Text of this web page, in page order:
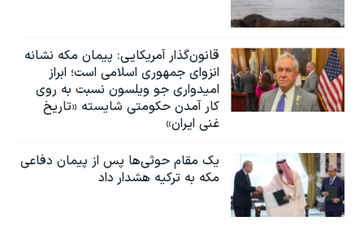
قانون‌گذار آمریکایی: پیمان مکه نشانه
انزوای جمهوری اسلامی است؛ ابراز
امیدواری جو ویلسون نسبت به روی
کار آمدن حکومتی شایسته «تاریخ
غنی ایران»
یک مقام حوثی‌ها پس از پیمان دفاعی
مکه به ترکیه هشدار داد